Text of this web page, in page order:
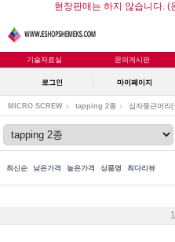
현장판매는 하지 않습니다. (
기술자료실 문의게시판
로그인 마이페이지
MICRO SCREW tapping 2종 십자둥근머리
최신순 낮은가격 높은가격 상품명 최다리뷰